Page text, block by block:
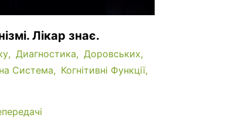
Лікар знає.
Диагностика
Доровських
Система
Когнітивні Функції